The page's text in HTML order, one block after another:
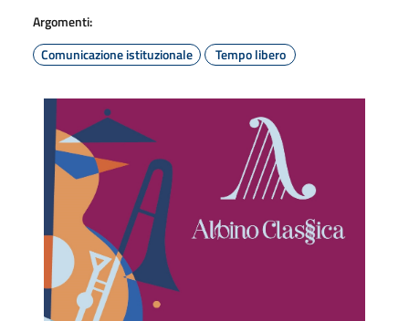
Argomenti:
Comunicazione istituzionale
Tempo libero